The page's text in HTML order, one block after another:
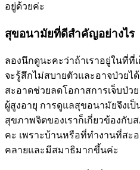
อยู่ด้วยค่ะ
สุขอนามัยที่ดีสำคัญอย่างไร
ลองนึกดูนะคะว่าถ้าเราอยู่ในที่ที่
จะรู้สึกไม่สบายตัวและอาจป่วยไ
สะอาดช่วยลดโอกาสการเจ็บป่ว
ผู้สูงอายุ การดูแลสุขอนามัยจึงเ
สุขภาพจิตของเราก็เกี่ยวข้องกั
คะ เพราะบ้านหรือที่ทำงานที่สะ
คลายและมีสมาธิมากขึ้นค่ะ